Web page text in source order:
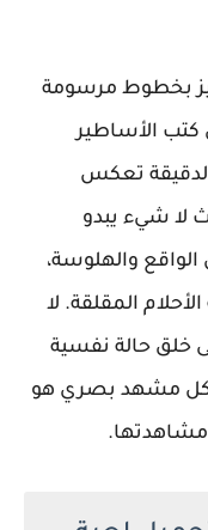
بخطوط مرسومة
الأساطير
الدقيقة تعكس
لا شيء يبدو
والهلوسة،
المقلقة. لا
خلق حالة نفسية
كل مشهد بصري هو
مشاهدتها.